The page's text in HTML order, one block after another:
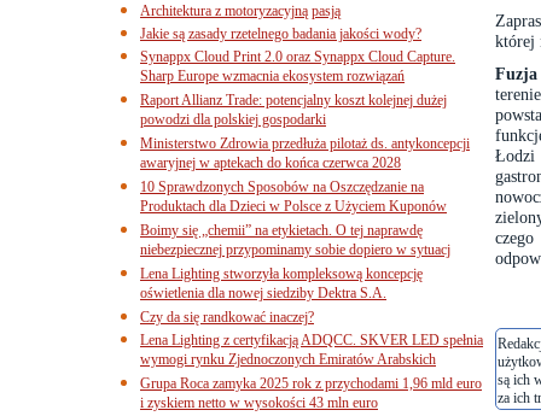
której
Fuzja
są ich
za ich
Architektura z motoryzacyjną pasją
Jakie są zasady rzetelnego badania jakości wody?
Synappx Cloud Print 2.0 oraz Synappx Cloud Capture.
Sharp Europe wzmacnia ekosystem rozwiązań
Raport Allianz Trade: potencjalny koszt kolejnej dużej
powodzi dla polskiej gospodarki
Ministerstwo Zdrowia przedłuża pilotaż ds. antykoncepcji
awaryjnej w aptekach do końca czerwca 2028
10 Sprawdzonych Sposobów na Oszczędzanie na
Produktach dla Dzieci w Polsce z Użyciem Kuponów
Boimy się „chemii” na etykietach. O tej naprawdę
niebezpiecznej przypominamy sobie dopiero w sytuacj
Lena Lighting stworzyła kompleksową koncepcję
oświetlenia dla nowej siedziby Dektra S.A.
Czy da się randkować inaczej?
Lena Lighting z certyfikacją ADQCC. SKVER LED spełnia
wymogi rynku Zjednoczonych Emiratów Arabskich
Grupa Roca zamyka 2025 rok z przychodami 1,96 mld euro
i zyskiem netto w wysokości 43 mln euro